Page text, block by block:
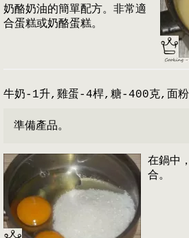
奶酪奶油的簡單配方。非常適
合蛋糕或奶酪蛋糕。
牛奶-1升,雞蛋-4桿,糖-400克,面
準備產品。
在鍋中
合。